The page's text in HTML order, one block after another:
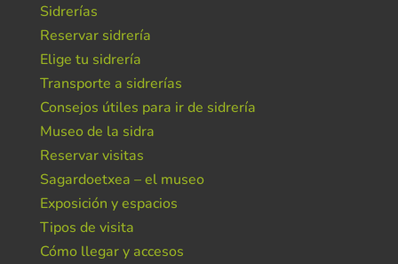
Sidrerías
Reservar sidrería
Elige tu sidrería
Transporte a sidrerías
Consejos útiles para ir de sidrería
Museo de la sidra
Reservar visitas
Sagardoetxea – el museo
Exposición y espacios
Tipos de visita
Cómo llegar y accesos